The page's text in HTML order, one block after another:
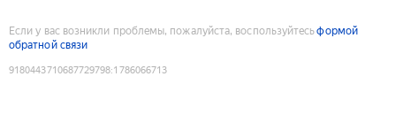
Если у вас возникли проблемы, пожалуйста, воспользуйтесьформой
обратной связи
9180443710687729798:1786066713